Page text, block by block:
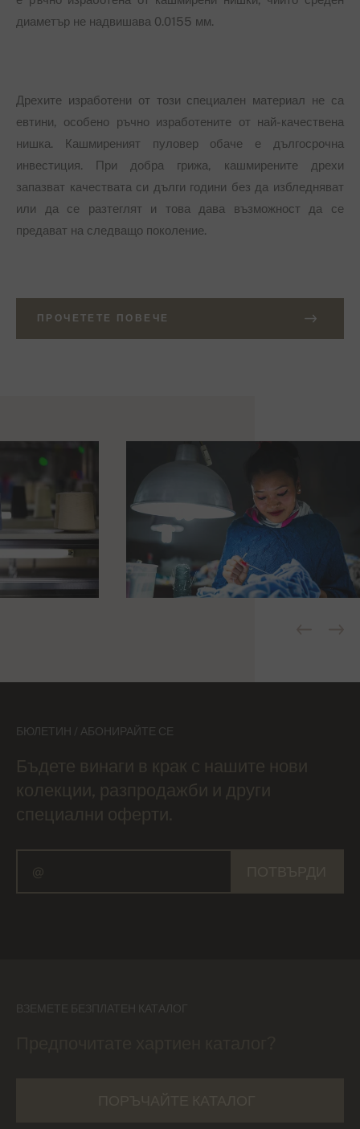
диаметър не надвишава 0.0155 мм.
Дрехите изработени от този специален материал не са
евтини, особено ръчно изработените от най-качествена
нишка. Кашмиреният пуловер обаче е дългосрочна
инвестиция. При добра грижа, кашмирените дрехи
запазват качествата си дълги години без да избледняват
или да се разтеглят и това дава възможност да се
предават на следващо поколение.
ПРОЧЕТЕТЕ ПОВЕЧЕ
БЮЛЕТИН / АБОНИРАЙТЕ СЕ
Бъдете винаги в крак с нашите нови
колекции, разпродажби и други
специални оферти.
ВЗЕМЕТЕ БЕЗПЛАТЕН КАТАЛОГ